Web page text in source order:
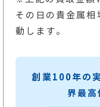
その日の貴金属
動します。
創業100年の
界最高